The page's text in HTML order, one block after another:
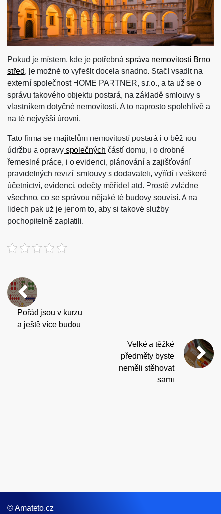
Pokud je místem, kde je potřebná správa nemovitostí Brno
střed, je možné to vyřešit docela snadno. Stačí vsadit na
externí společnost HOME PARTNER, s.r.o., a ta už se o
správu takového objektu postará, na základě smlouvy s
vlastníkem dotyčné nemovitosti. A to naprosto spolehlivě a
na té nejvyšší úrovni.
Tato firma se majitelům nemovitostí postará i o běžnou
údržbu a opravy společných částí domu, i o drobné
řemeslné práce, i o evidenci, plánování a zajišťování
pravidelných revizí, smlouvy s dodavateli, vyřídí i veškeré
účetnictví, evidenci, odečty měřidel atd. Prostě zvládne
všechno, co se správou nějaké té budovy souvisí. A na
lidech pak už je jenom to, aby si takové služby
pochopitelně zaplatili.
Pořád jsou v kurzu
a ještě více budou
Velké a těžké
předměty byste
neměli stěhovat
sami
© Amateto.cz